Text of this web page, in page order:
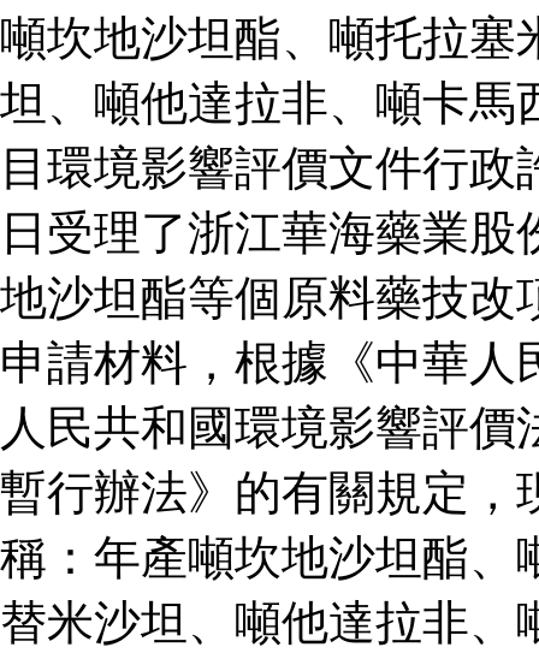
噸坎地沙坦酯、噸托拉塞
坦、噸他達拉非、噸卡馬
目環境影響評價文件行
日受理了浙江華海藥業
地沙坦酯等個原料藥技改
申請材料，根據《中華
人民共和國環境影響評
暫行辦法》的有關規定，
稱：年產噸坎地沙坦酯、
替米沙坦、噸他達拉非